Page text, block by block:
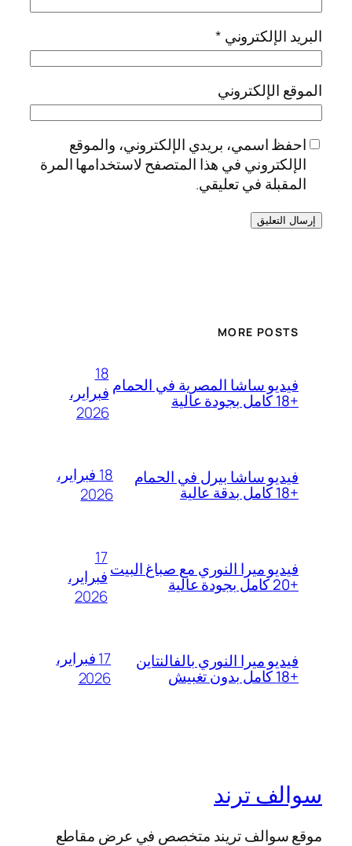
البريد الإلكتروني *
الموقع الإلكتروني
احفظ اسمي، بريدي الإلكتروني، والموقع
الإلكتروني في هذا المتصفح لاستخدامها المرة
المقبلة في تعليقي.
MORE POSTS
فيديو ساشا المصرية في الحمام
+18 كامل بجودة عالية
18
فبراير،
2026
فيديو ساشا بيرل في الحمام
+18 كامل بدقة عالية
18 فبراير،
2026
فيديو ميرا النوري مع صباغ البيت
+20 كامل بجودة عالية
17
فبراير،
2026
فيديو ميرا النوري بالفالنتاين
+18 كامل بدون تغبيش
17 فبراير،
2026
سوالف ترند
موقع سوالف تريند متخصص في عرض مقاطع